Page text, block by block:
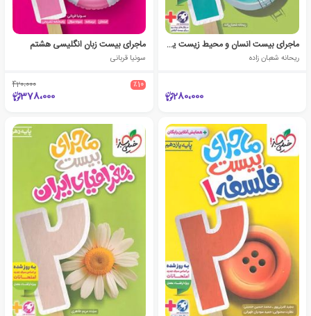
ماجرای بیست انسان و محیط زیست یازدهم
ریحانه شعبان زاده
280،000
ماجرای بیست زبان انگلیسی هشتم
سونیا قربانی
٪10 420،000
378،000